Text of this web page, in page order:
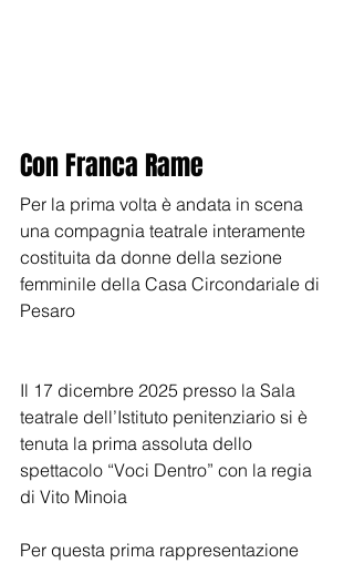
Con Franca Rame
Per la prima volta è andata in scena
una compagnia teatrale interamente
costituita da donne della sezione
femminile della Casa Circondariale di
Pesaro
Il 17 dicembre 2025 presso la Sala
teatrale dell’Istituto penitenziario si è
tenuta la prima assoluta dello
spettacolo “Voci Dentro” con la regia
di Vito Minoia
Per questa prima rappresentazione